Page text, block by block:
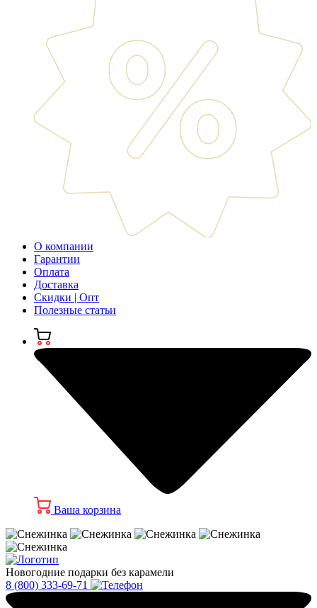
О компании
Гарантии
Оплата
Доставка
Скидки | Опт
Полезные статьи
Ваша корзина
Новогодние подарки без карамели
8 (800) 333-69-71